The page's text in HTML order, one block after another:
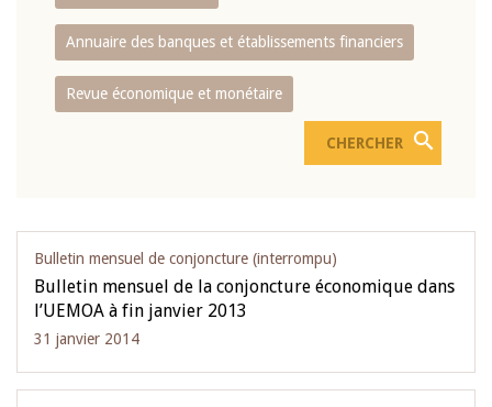
Annuaire des banques et établissements financiers
Revue économique et monétaire
Bulletin mensuel de conjoncture (interrompu)
Bulletin mensuel de la conjoncture économique dans
l’UEMOA à fin janvier 2013
31 janvier 2014